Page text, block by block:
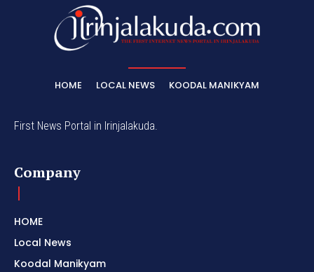
HOME LOCAL NEWS KOODAL MANIKYAM
First News Portal in Irinjalakuda.
Company
HOME
Local News
Koodal Manikyam